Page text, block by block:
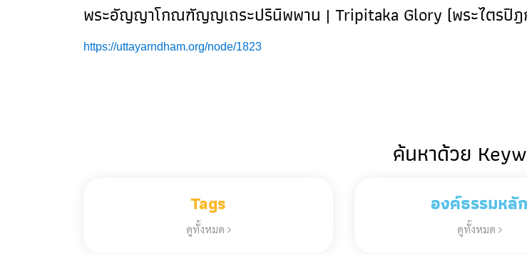
พระอัญญาโกณฑัญญเถระปรินิพพาน | Tripitaka Glory (พระไตรปิฎ
https://uttayarndham.org/node/1823
ค้นหาด้วย
Tags
ดูทั้งหมด
องค์ธรรมหลัก
ดูทั้งหมด